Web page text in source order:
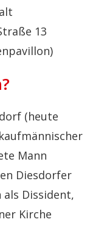
13
(heute
Mann
Diesdorfer
als Dissident,
Kirche